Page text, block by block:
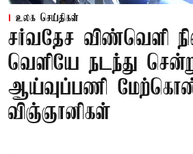
உலக செய்திகள்
சர்வதேச விண்வெளி
வெளியே நடந்து
ஆய்வுப்பணி
விஞ்ஞானிகள்